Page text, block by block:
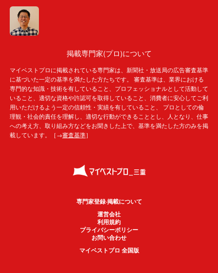
掲載専門家(プロ)について
マイベストプロに掲載されている専門家は、新聞社・放送局の広告審査基準
に基づいた一定の基準を満たした方たちです。 審査基準は、業界における
専門的な知識・技術を有していること、プロフェッショナルとして活動して
いること、適切な資格や許認可を取得していること、消費者に安心してご利
用いただけるよう一定の信頼性・実績を有していること、 プロとしての倫
理観・社会的責任を理解し、適切な行動ができることとし、人となり、仕事
への考え方、取り組み方などをお聞きした上で、基準を満たした方のみを掲
載しています。［→審査基準］
専門家登録·掲載について
運営会社
利用規約
プライバシーポリシー
お問い合わせ
マイベストプロ 全国版